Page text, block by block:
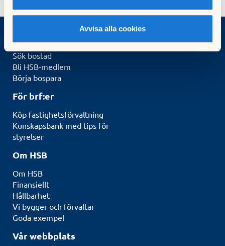
Avvisa alla cookies
Sök bostad
Bli HSB-medlem
Börja bospara
För brf:er
Köp fastighetsförvaltning
Kunskapsbank med tips för
styrelser
Om HSB
Om HSB
Finansiellt
Hållbarhet
Vi bygger och förvaltar
Goda exempel
Vår webbplats